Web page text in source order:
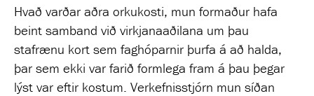
Hvað varðar aðra orkukosti, mun formaður hafa
beint samband við virkjanaaðilana um þau
stafrænu kort sem faghóparnir þurfa á að halda,
þar sem ekki var farið formlega fram á þau þegar
lýst var eftir kostum. Verkefnisstjórn mun síðan